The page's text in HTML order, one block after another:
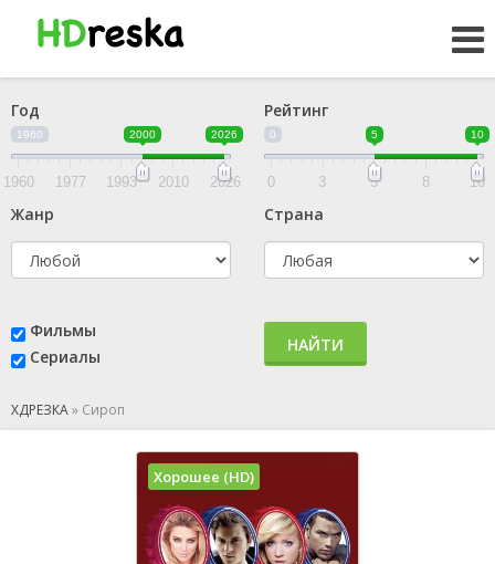
Год
1960 2000 2026
1960 1977 1993 2010 2026
Рейтинг
0 5 10
0 3 5 8 10
Жанр Страна
Фильмы
Сериалы
НАЙТИ
ХДРЕЗКА» Сироп
Хорошее (HD)